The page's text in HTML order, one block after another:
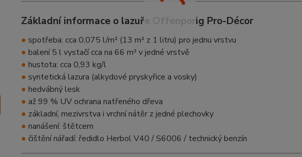
Základní informace o lazuře Offenporig Pro-Décor
● spotřeba: cca 0,075 l/m² (13 m² z 1 litru) pro jednu vrstvu
● balení 5 l vystačí cca na 66 m² v jedné vrstvě
● hustota: cca 0,93 kg/l
● syntetická lazura (alkydové pryskyřice a vosky)
● hedvábný lesk
● až 99 % UV ochrana natřeného dřeva
● základní, mezivrstva i vrchní nátěr z jedné plechovky
● nanášení: štětcem
● čištění nářadí: ředidlo Herbol V40 / S6006 / technický benzín